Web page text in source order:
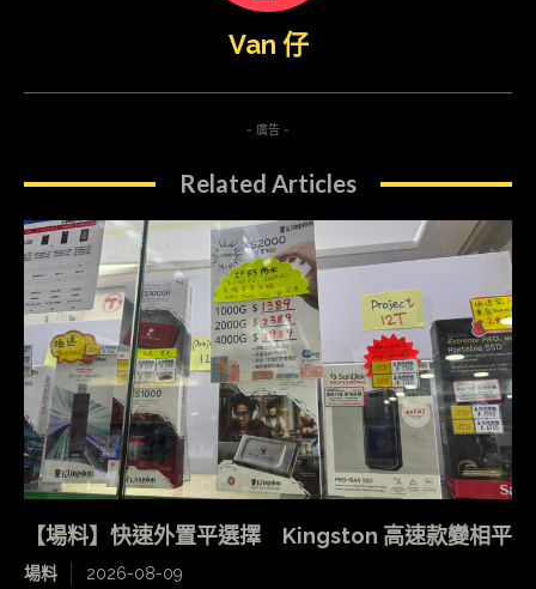
Van 仔
- 廣告 -
Related Articles
【場料】快速外置平選擇 Kingston 高速款變相平
場料 2026-08-09